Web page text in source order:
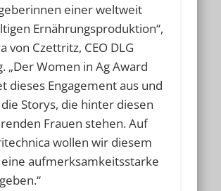
einer weltweit
Ernährungsproduktion“,
von Czettritz, CEO DLG
„Der Women in Ag Award
dieses Engagement aus und
Storys, die hinter diesen
Frauen stehen. Auf
wollen wir diesem
aufmerksamkeitsstarke